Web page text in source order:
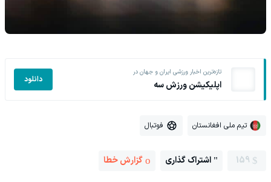
تازه‌ترین اخبار ورزشی ایران و جهان در
اپلیکیشن ورزش سه دانلود
تیم ملی افغانستان فوتبال
159 اشتراک گذاری گزارش خطا